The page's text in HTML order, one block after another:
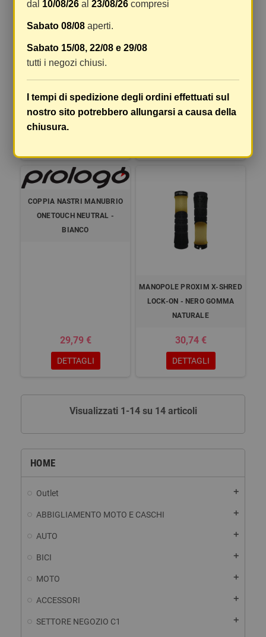
HOME
Outlet add
ABBIGLIAMENTO MOTO E CASCHI add
AUTO add
BICI add
MOTO add
ACCESSORI add
SETTORE NEGOZIO C1 add
15,19 €
PLAINTOUCH PLUS - NERO
COPPIA NASTRI MANUBRIO
ONETOUCH NEUTRAL -
BIANCO
29,79 €
DETTAGLI
MANOPOLE PROXIM X-SHRED
LOCK-ON - NERO GOMMA
NATURALE
30,74 €
DETTAGLI
Visualizzati 1-14 su 14 articoli
dal 10/08/26 al23/08/26 compresi
Sabato 08/08 aperti.
Sabato 15/08, 22/08 e 29/08
tutti i negozi chiusi.
I tempi di spedizione degli ordini effettuati sul
nostro sito potrebbero allungarsi a causa della
chiusura.